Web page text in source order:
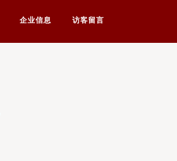
企业信息 访客留言